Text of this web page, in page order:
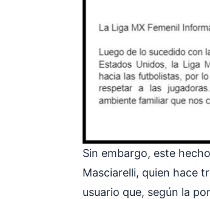
Sin embargo, este
Masciarelli, quien hace
usuario que, según la